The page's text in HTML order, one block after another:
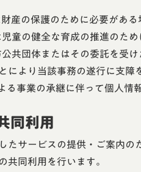
産の保護のために必要があ
童の健全な育成の推進のた
共団体またはその委託を受
により当該事務の遂行に支障
る事業の承継に伴って個人情
同利用
たサービスの提供・ご案内
同利用を行います。